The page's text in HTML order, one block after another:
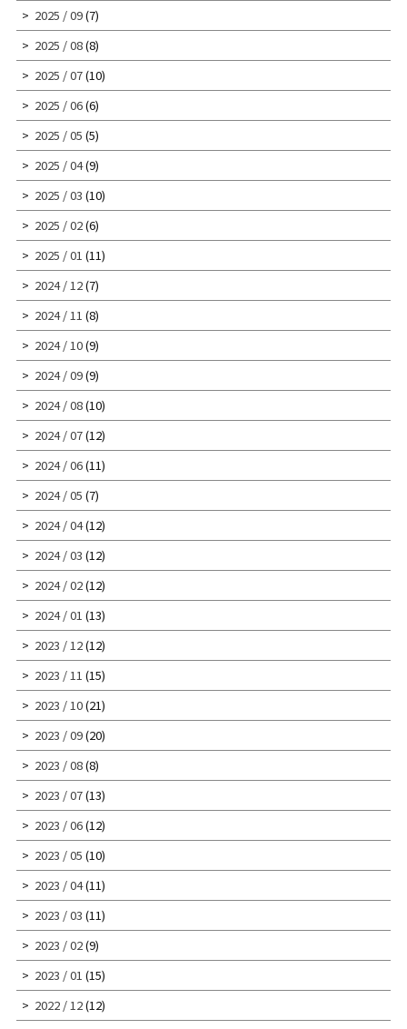
2025 / 09(7)
2025 / 08(8)
2025 / 07(10)
2025 / 06(6)
2025 / 05 (5)
2025 / 04(9)
2025 / 03 (10)
2025 / 02(6)
2025 / 01 (11)
2024 / 12(7)
2024 / 11 (8)
2024 / 10(9)
2024 / 09(9)
2024 / 08(10)
2024 / 07(12)
2024 / 06(11)
2024 / 05 (7)
2024 / 04(12)
2024 / 03 (12)
2024 / 02(12)
2024 / 01 (13)
2023 / 12(12)
2023 / 11 (15)
2023 / 10(21)
2023 / 09(20)
2023 / 08(8)
2023 / 07(13)
2023 / 06(12)
2023 / 05 (10)
2023 / 04(11)
2023 / 03 (11)
2023 / 02(9)
2023 / 01 (15)
2022 / 12(12)